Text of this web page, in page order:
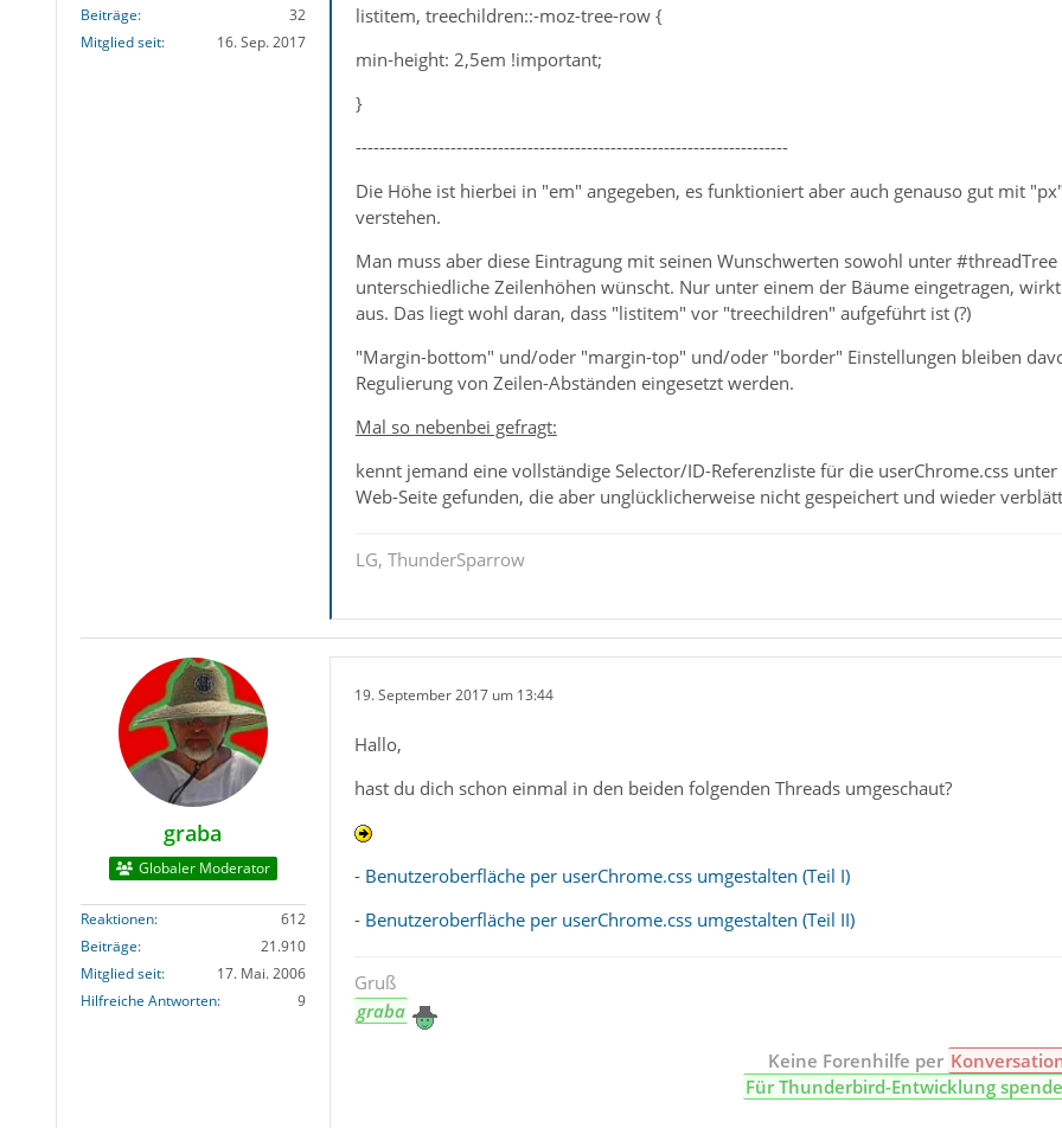
Beiträge
32
Mitglied seit
16. Sep. 2017
listitem, treechildren::-moz-tree-row {
min-height: 2,5em !important;
}
-------------------------------------------------------------------------
Die Höhe ist hierbei in "em" angegeben, es funktioniert aber auch genauso gut mit
verstehen.
Man muss aber diese Eintragung mit seinen Wunschwerten sowohl unter
unterschiedliche Zeilenhöhen wünscht. Nur unter einem der Bäume eingetragen,
aus. Das liegt wohl daran, dass "listitem" vor "treechildren" aufgeführt ist (?)
"Margin-bottom" und/oder "margin-top" und/oder "border" Einstellungen bleiben
Regulierung von Zeilen-Abständen eingesetzt werden.
Mal so nebenbei gefragt:
kennt jemand eine vollständige Selector/ID-Referenzliste für die userChrome.css
Web-Seite gefunden, die aber unglücklicherweise nicht gespeichert und wieder
LG, ThunderSparrow
graba
Globaler Moderator
Reaktionen
612
Beiträge
21.910
Mitglied seit
17. Mai. 2006
Hilfreiche Antworten
9
19. September 2017 um 13:44
Hallo,
hast du dich schon einmal in den beiden folgenden Threads umgeschaut?
- Benutzeroberfläche per userChrome.css umgestalten (Teil I)
- Benutzeroberfläche per userChrome.css umgestalten (Teil II)
Gruß
graba
Keine Forenhilfe per
Für Thunderbird-Entwicklung